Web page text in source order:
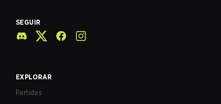
SEGUIR
EXPLORAR
Partidas